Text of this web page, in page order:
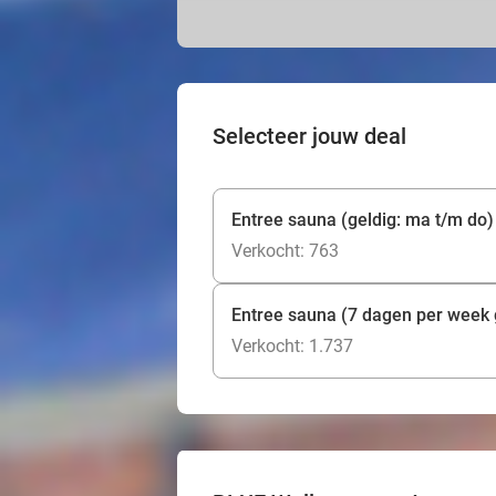
Selecteer jouw deal
Entree sauna (geldig: ma t/m do)
Verkocht: 763
Entree sauna (7 dagen per week
Verkocht: 1.737